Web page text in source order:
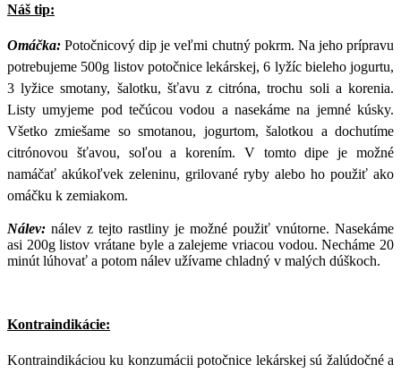
Náš tip:
Omáčka: Potočnicový dip je veľmi chutný pokrm. Na jeho prípravu
potrebujeme 500g listov potočnice lekárskej, 6 lyžíc bieleho jogurtu,
3 lyžice smotany, šalotku, šťavu z citróna, trochu soli a korenia.
Listy umyjeme pod tečúcou vodou a nasekáme na jemné kúsky.
Všetko zmiešame so smotanou, jogurtom, šalotkou a dochutíme
citrónovou šťavou, soľou a korením. V tomto dipe je možné
namáčať akúkoľvek zeleninu, grilované ryby alebo ho použiť ako
omáčku k zemiakom.
Nálev: nálev z tejto rastliny je možné použiť vnútorne. Nasekáme
asi 200g listov vrátane byle a zalejeme vriacou vodou. Necháme 20
minút lúhovať a potom nálev užívame chladný v malých dúškoch.
Kontraindikácie:
Kontraindikáciou ku konzumácii potočnice lekárskej sú žalúdočné a